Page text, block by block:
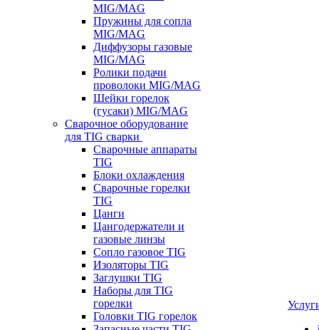
MIG/MAG
Пружины для сопла
MIG/MAG
Диффузоры газовые
MIG/MAG
Ролики подачи
проволоки MIG/MAG
Шейки горелок
(гусаки) MIG/MAG
Сварочное оборудование
для TIG сварки
Сварочные аппараты
TIG
Блоки охлаждения
Сварочные горелки
TIG
Цанги
Цангодержатели и
газовые линзы
Сопло газовое TIG
Изоляторы TIG
Заглушки TIG
Наборы для TIG
горелки
Головки TIG горелок